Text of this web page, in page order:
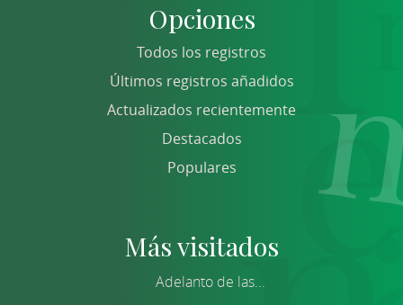
Opciones
Todos los registros
Últimos registros añadidos
Actualizados recientemente
Destacados
Populares
Más visitados
Adelanto de las...